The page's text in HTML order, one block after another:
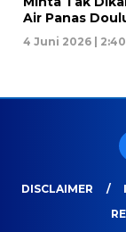
Air Panas
4 Juni 2026 |
DISCLAIMER